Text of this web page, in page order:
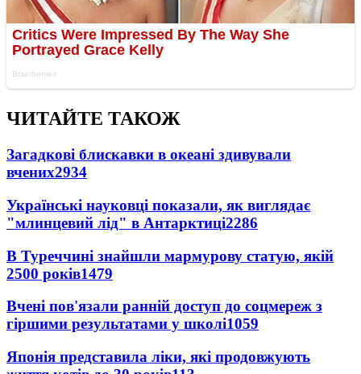
ЧИТАЙТЕ ТАКОЖ
Загадкові блискавки в океані здивували
вчених2934
Українські науковці показали, як виглядає
"млинцевий лід" в Антарктиці2286
В Туреччині знайшли мармурову статую, якій
2500 років1479
Вчені пов'язали ранній доступ до соцмереж з
гіршими результатами у школі1059
Японія представила ліки, які продовжують